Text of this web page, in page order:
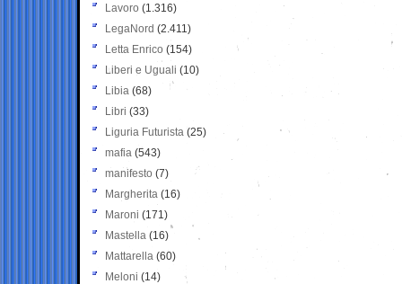
Lavoro (1.316)
LegaNord (2.411)
Letta Enrico (154)
Liberi e Uguali (10)
Libia (68)
Libri (33)
Liguria Futurista (25)
mafia (543)
manifesto (7)
Margherita (16)
Maroni (171)
Mastella (16)
Mattarella (60)
Meloni (14)